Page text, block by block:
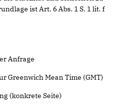
ist Art. 6 Abs. 1 S. 1 lit. f
Anfrage
Greenwich Mean Time (GMT)
(konkrete Seite)